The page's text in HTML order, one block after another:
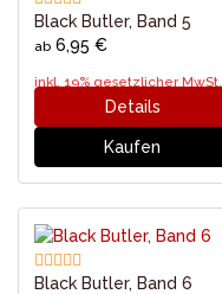
Black Butler, Band 5
ab 6,95 €
inkl. 19% gesetzlicher MwSt.
Details
Kaufen
Black Butler, Band 6